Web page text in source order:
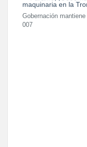
Gobernación
007